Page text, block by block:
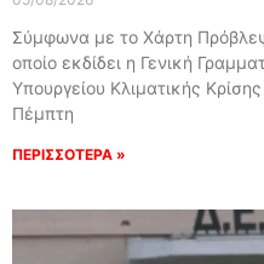
Σύμφωνα με το Χάρτη
οποίο εκδίδει η Γενική
Υπουργείου Κλιματικής
Πέμπτη
ΠΕΡΙΣΣΟΤΕΡΑ »